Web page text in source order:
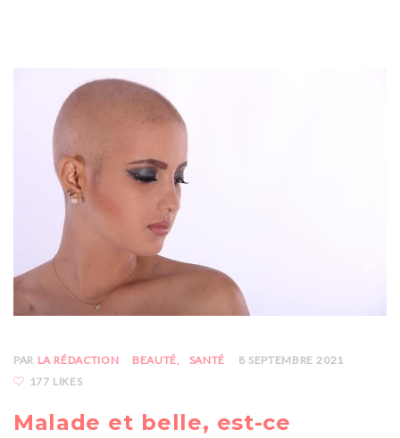
PAR LA RÉDACTION BEAUTÉ SANTÉ
8 SEPTEMBRE 2021
177 LIKES
Malade et belle, est-ce